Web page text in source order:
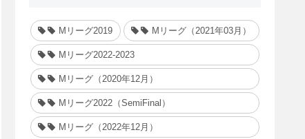
Mリーグ2019 Mリーグ（2021年03月）
Mリーグ2022-2023
Mリーグ（2020年12月）
Mリーグ2022（SemiFinal）
Mリーグ（2022年12月）